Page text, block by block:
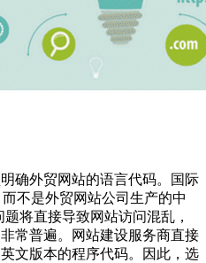
确外贸网站的语言代码。国际
不是外贸网站公司生产的中
将直接导致网站访问混乱，
常普遍。网站建设服务商直接
文版本的程序代码。因此，选